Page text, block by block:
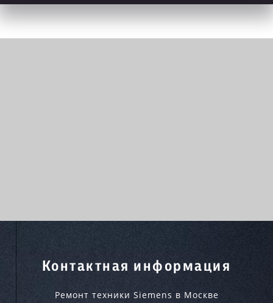
Контактная информация
Ремонт техники Siemens в Москве